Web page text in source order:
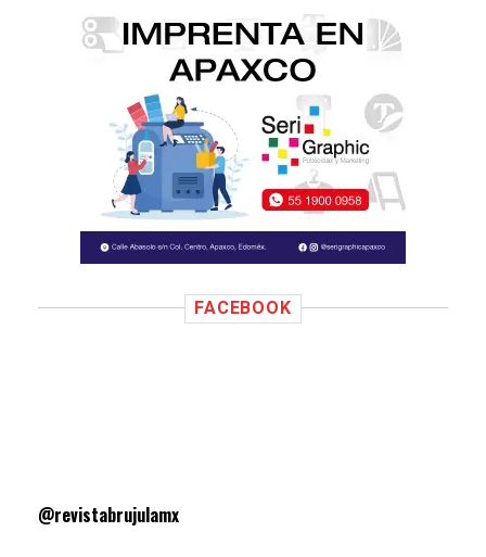
FACEBOOK
@revistabrujulamx